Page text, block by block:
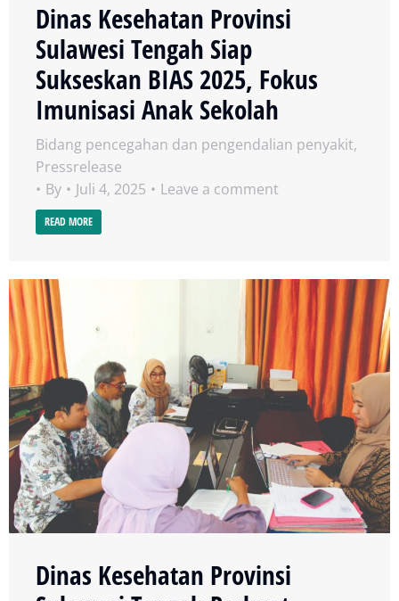
Dinas Kesehatan Provinsi
Sulawesi Tengah Siap
Sukseskan BIAS 2025, Fokus
Imunisasi Anak Sekolah
Bidang pencegahan dan pengendalian penyakit,
Pressrelease
By
Juli 4, 2025 Leave a comment
READ MORE
Dinas Kesehatan Provinsi